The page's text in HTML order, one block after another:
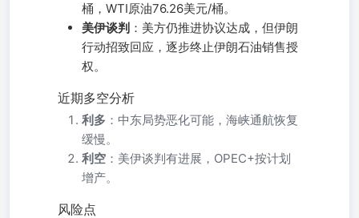
桶，WTI原油76.26美元/桶。
美伊谈判 ：美方仍推进协议达成，但伊朗
行动招致回应，逐步终止伊朗石油销售授
权。
近期多空分析
利多 ：中东局势恶化可能，海峡通航恢复
缓慢。
利空 ：美伊谈判有进展，OPEC+按计划
增产。
风险点